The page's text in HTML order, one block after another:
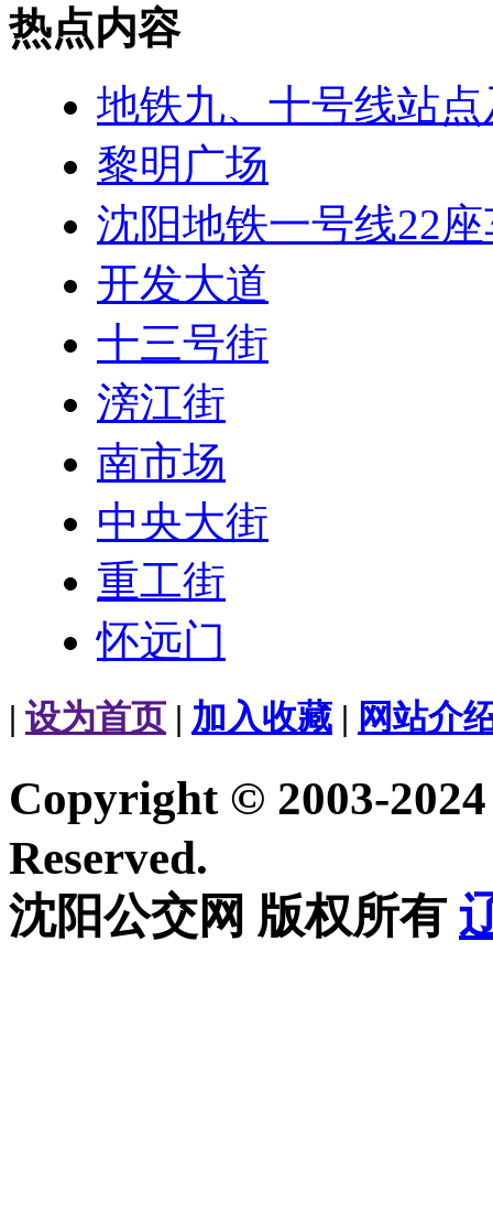
热点内容
地铁九、十号线站
黎明广场
沈阳地铁一号线22
开发大道
十三号街
滂江街
南市场
中央大街
重工街
怀远门
| 设为首页 | 加入收藏 | 网站介
Copyright © 2003-
Reserved.
沈阳公交网 版权所有